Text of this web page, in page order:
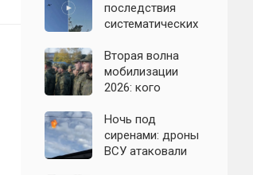
подробности о
налёте
августа
последствия
систематических
Ленинградскую
область: что
известно к 7
Вторая волна
мобилизации
2026: кого
ли реальные
признаки
Ночь под
сиренами: дроны
ВСУ атаковали